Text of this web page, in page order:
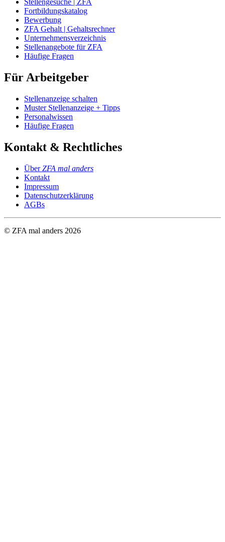
Stellengesuche | ZFA
Fortbildungskatalog
Bewerbung
ZFA Gehalt | Gehaltsrechner
Unternehmensverzeichnis
Stellenangebote für ZFA
Häufige Fragen
Für Arbeitgeber
Stellenanzeige schalten
Muster Stellenanzeige + Tipps
Personalwissen
Häufige Fragen
Kontakt & Rechtliches
ÜberZFA mal anders
Kontakt
Impressum
Datenschutzerklärung
AGBs
© ZFA mal anders 2026